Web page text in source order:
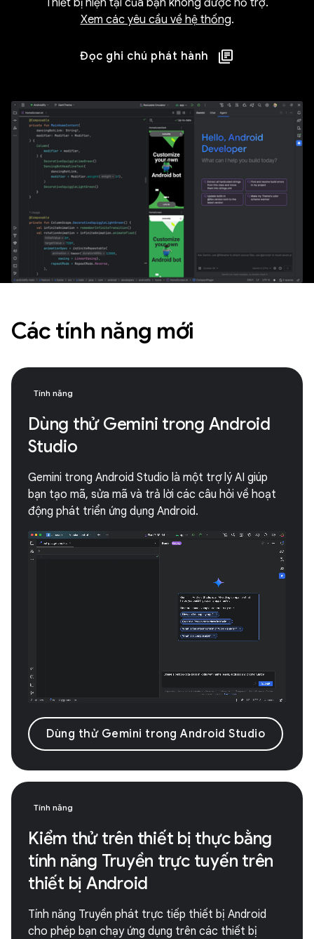
Thiết bị hiện tại của bạn không được hỗ trợ.
Xem các yêu cầu về hệ thống.
Đọc ghi chú phát hành
Các tính năng mới
Tính năng
Dùng thử Gemini trong Android
Studio
Gemini trong Android Studio là một trợ lý AI giúp
bạn tạo mã, sửa mã và trả lời các câu hỏi về hoạt
động phát triển ứng dụng Android.
Dùng thử Gemini trong Android Studio
Tính năng
Kiểm thử trên thiết bị thực bằng
tính năng Truyền trực tuyến trên
thiết bị Android
Tính năng Truyền phát trực tiếp thiết bị Android
cho phép bạn chạy ứng dụng trên các thiết bị